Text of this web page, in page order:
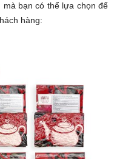
bạn có thể lựa chọn để
hàng: